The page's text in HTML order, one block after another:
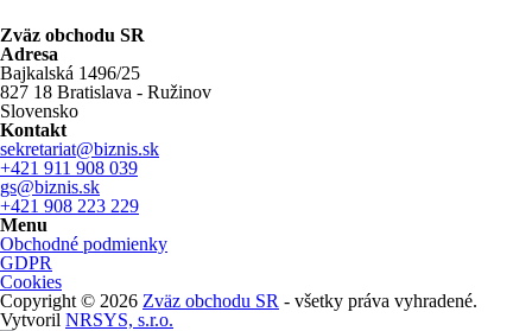
Zväz obchodu SR
Adresa
Bajkalská 1496/25
827 18 Bratislava - Ružinov
Slovensko
Kontakt
sekretariat@biznis.sk
+421 911 908 039
gs@biznis.sk
+421 908 223 229
Menu
Obchodné podmienky
GDPR
Cookies
Copyright © 2026 Zväz obchodu SR - všetky práva vyhradené.
Vytvoril NRSYS, s.r.o.